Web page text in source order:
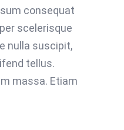
consequat
scelerisque
nulla suscipit,
tellus.
massa. Etiam